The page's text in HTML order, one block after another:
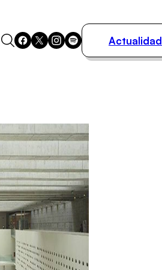
Podcasts
Destacados
Actualidad